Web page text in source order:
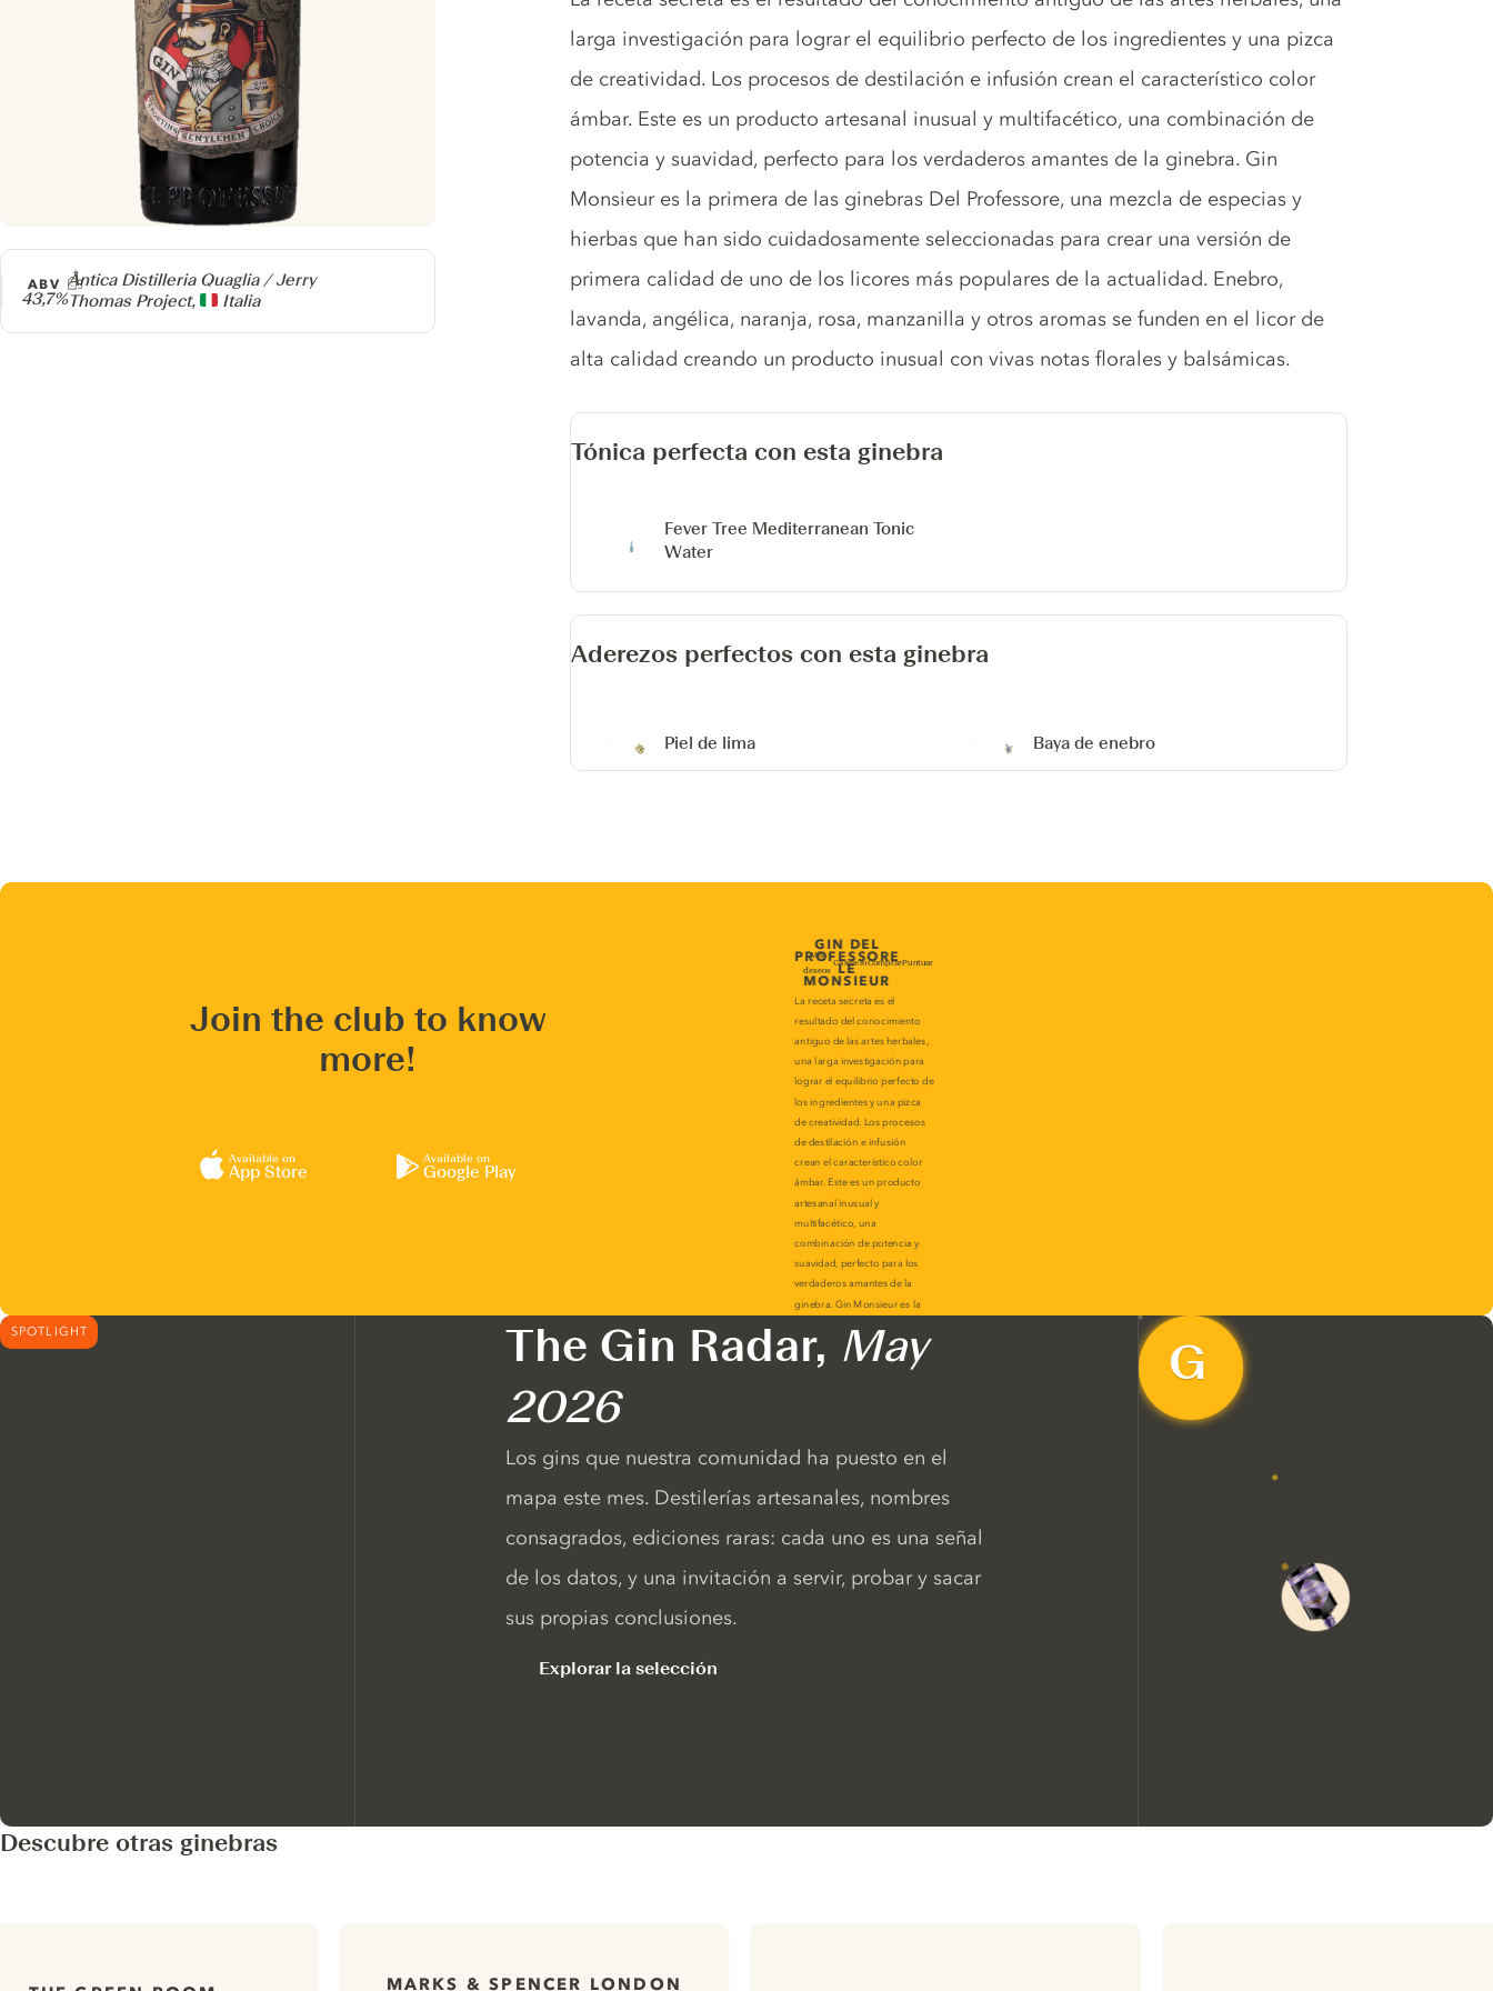
Producer
Antica Distilleria Quaglia / Jerry
Thomas Project,
Italia
ABV
43,7%
larga investigación para lograr el equilibrio perfecto de los ingredientes y una pizca
de creatividad. Los procesos de destilación e infusión crean el característico color
ámbar. Este es un producto artesanal inusual y multifacético, una combinación de
potencia y suavidad, perfecto para los verdaderos amantes de la ginebra. Gin
Monsieur es la primera de las ginebras Del Professore, una mezcla de especias y
hierbas que han sido cuidadosamente seleccionadas para crear una versión de
primera calidad de uno de los licores más populares de la actualidad. Enebro,
lavanda, angélica, naranja, rosa, manzanilla y otros aromas se funden en el licor de
alta calidad creando un producto inusual con vivas notas florales y balsámicas.
Tónica perfecta con esta ginebra
Fever Tree Mediterranean Tonic
Water
Aderezos perfectos con esta ginebra
Piel de lima Baya de enebro
Join the club to know
more!
Available on
App Store
Available on
Google Play
SPOTLIGHT The Gin Radar, May
2026
Los gins que nuestra comunidad ha puesto en el
mapa este mes. Destilerías artesanales, nombres
consagrados, ediciones raras: cada uno es una señal
de los datos, y una invitación a servir, probar y sacar
sus propias conclusiones.
Explorar la selección
Descubre otras ginebras
MARKS & SPENCER LONDON